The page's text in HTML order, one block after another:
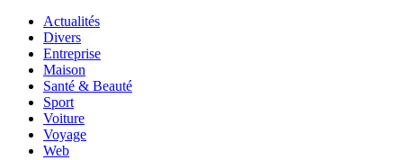
Actualités
Divers
Entreprise
Maison
Santé & Beauté
Sport
Voiture
Voyage
Web